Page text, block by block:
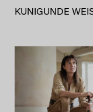
KUNIGUNDE